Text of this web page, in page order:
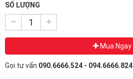
SỐ LƯỢNG
Mua Ngay
Gọi tư vấn 090.6666.524 - 094.6666.824